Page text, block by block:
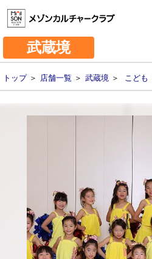
武蔵境
トップ＞ 店舗一覧 ＞ 武蔵境 ＞ こども